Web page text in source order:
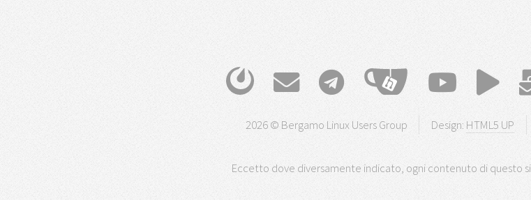
2026 © Bergamo Linux Users Group Design: HTML5 UP
Eccetto dove diversamente indicato, ogni contenuto di questo